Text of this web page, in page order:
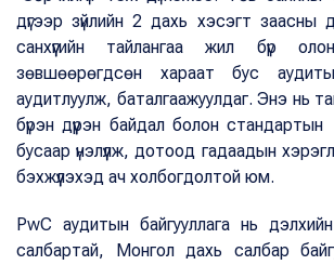
дүгээр зүйлийн 2 дахь хэсэгт заасны
санхүүгийн тайлангаа жил бүр
зөвшөөрөгдсөн хараат бус
аудитлуулж, баталгаажуулдаг. Энэ нь
бүрэн дүүрэн байдал болон
бусаар үнэлүүлж, дотоод гадаадын
бэхжүүлэхэд ач холбогдолтой юм.
PwC аудитын байгууллага нь
салбартай, Монгол дахь салбар